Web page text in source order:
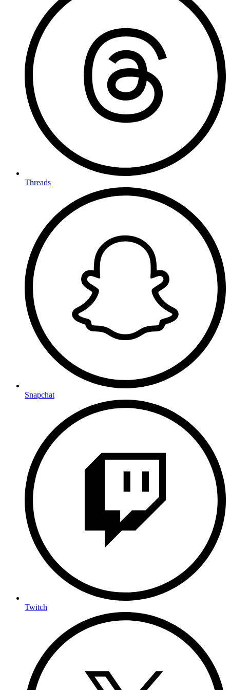
Threads
Snapchat
Twitch